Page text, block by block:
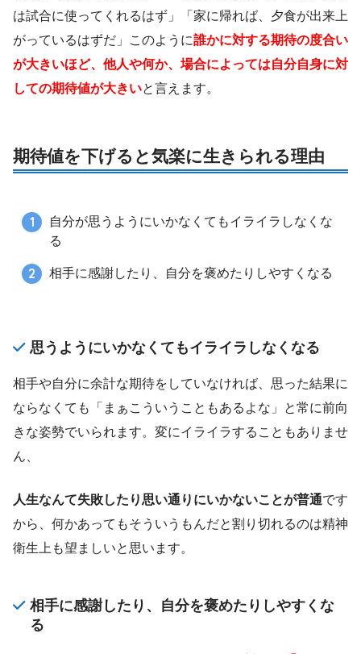
は試合に使ってくれるはず」「家に帰れば、夕食が出来上
がっているはずだ」このように誰かに対する期待の度合い
が大きいほど、他人や何か、場合によっては自分自身に対
しての期待値が大きいと言えます。
期待値を下げると気楽に生きられる理由
自分が思うようにいかなくてもイライラしなくな
る
相手に感謝したり、自分を褒めたりしやすくなる
思うようにいかなくてもイライラしなくなる
相手や自分に余計な期待をしていなければ、思った結果に
ならなくても「まぁこういうこともあるよな」と常に前向
きな姿勢でいられます。変にイライラすることもありませ
ん、
人生なんて失敗したり思い通りにいかないことが普通です
から、何かあってもそういうもんだと割り切れるのは精神
衛生上も望ましいと思います。
相手に感謝したり、自分を褒めたりしやすくな
る